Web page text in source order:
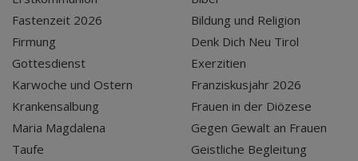
Fastenzeit 2026
Firmung
Gottesdienst
Karwoche und Ostern
Krankensalbung
Maria Magdalena
Taufe
Bildung und Religion
Denk Dich Neu Tirol
Exerzitien
Franziskusjahr 2026
Frauen in der Diözese
Gegen Gewalt an Frauen
Geistliche Begleitung